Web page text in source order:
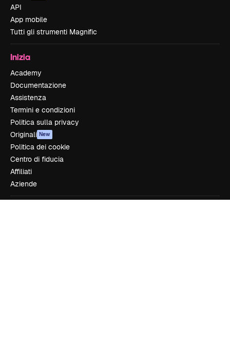
API
App mobile
Tutti gli strumenti Magnific
Inizia
Academy
Documentazione
Assistenza
Termini e condizioni
Politica sulla privacy
Originali New
Politica dei cookie
Centro di fiducia
Affiliati
Aziende